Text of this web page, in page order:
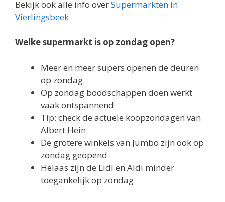
Bekijk ook alle info overSupermarkten in
Vierlingsbeek
Welke supermarkt is op zondag open?
Meer en meer supers openen de deuren
op zondag
Op zondag boodschappen doen werkt
vaak ontspannend
Tip: check de actuele koopzondagen van
Albert Hein
De grotere winkels van Jumbo zijn ook op
zondag geopend
Helaas zijn de Lidl en Aldi minder
toegankelijk op zondag